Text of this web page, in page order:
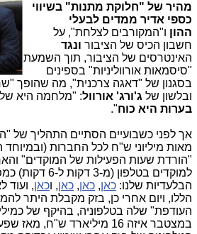
מהיר של "חלוקת מתנות" בשיווי
כספי אדיר ממדים לבעלי
ההון ו"המקורבים לצלחת", על
חשבון הכיס של הציבור ונגד
האינטרסים של הציבור, תוך השמעת
"סיסמאות אורווליניות" בספינים
בסגנון של "דאגה צרכנית", מה שהופך
ובלשון של ג'ורג' אורוול: "מלחמה היא
בערות היא כוח".
אך לפני כשבועיים הסתיים התהליך של
מאות מיליוני ש"ח לכל החברות (ובמיוחד
"הורדת שעות הפעילות של המוקדים"
למוקדים בטלפון
הבלעדיות שלנו: כאן, כאן, כאן, וכאן, ועוד
הללו, ויום אחרי כן, בזק מקבלת היתר
העודפת" שלה בטלפוניה, בהיקף של
במצטבר איזה 16 מיליארד